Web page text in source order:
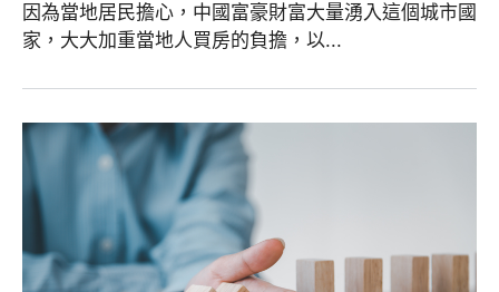
因為當地居民擔心，中國富豪財富大量湧入這個城市國
家，大大加重當地人買房的負擔，以...